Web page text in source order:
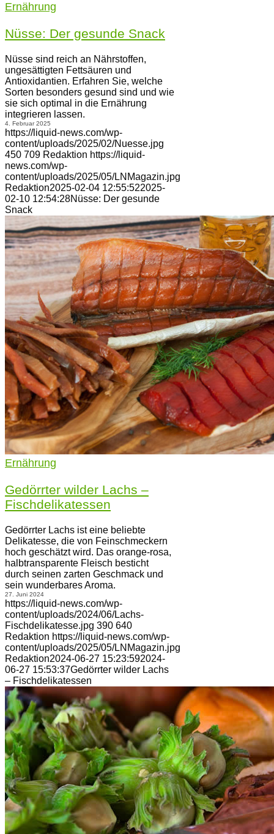
Ernährung
Nüsse: Der gesunde Snack
Nüsse sind reich an Nährstoffen,
ungesättigten Fettsäuren und
Antioxidantien. Erfahren Sie, welche
Sorten besonders gesund sind und wie
sie sich optimal in die Ernährung
integrieren lassen.
4. Februar 2025
https://liquid-news.com/wp-
content/uploads/2025/02/Nuesse.jpg
450 709 Redaktion https://liquid-
news.com/wp-
content/uploads/2025/05/LNMagazin.jpg
Redaktion2025-02-04 12:55:522025-
02-10 12:54:28Nüsse: Der gesunde
Snack
Ernährung
Gedörrter wilder Lachs –
Fischdelikatessen
Gedörrter Lachs ist eine beliebte
Delikatesse, die von Feinschmeckern
hoch geschätzt wird. Das orange-rosa,
halbtransparente Fleisch besticht
durch seinen zarten Geschmack und
sein wunderbares Aroma.
27. Juni 2024
https://liquid-news.com/wp-
content/uploads/2024/06/Lachs-
Fischdelikatesse.jpg 390 640
Redaktion https://liquid-news.com/wp-
content/uploads/2025/05/LNMagazin.jpg
Redaktion2024-06-27 15:23:592024-
06-27 15:53:37Gedörrter wilder Lachs
– Fischdelikatessen